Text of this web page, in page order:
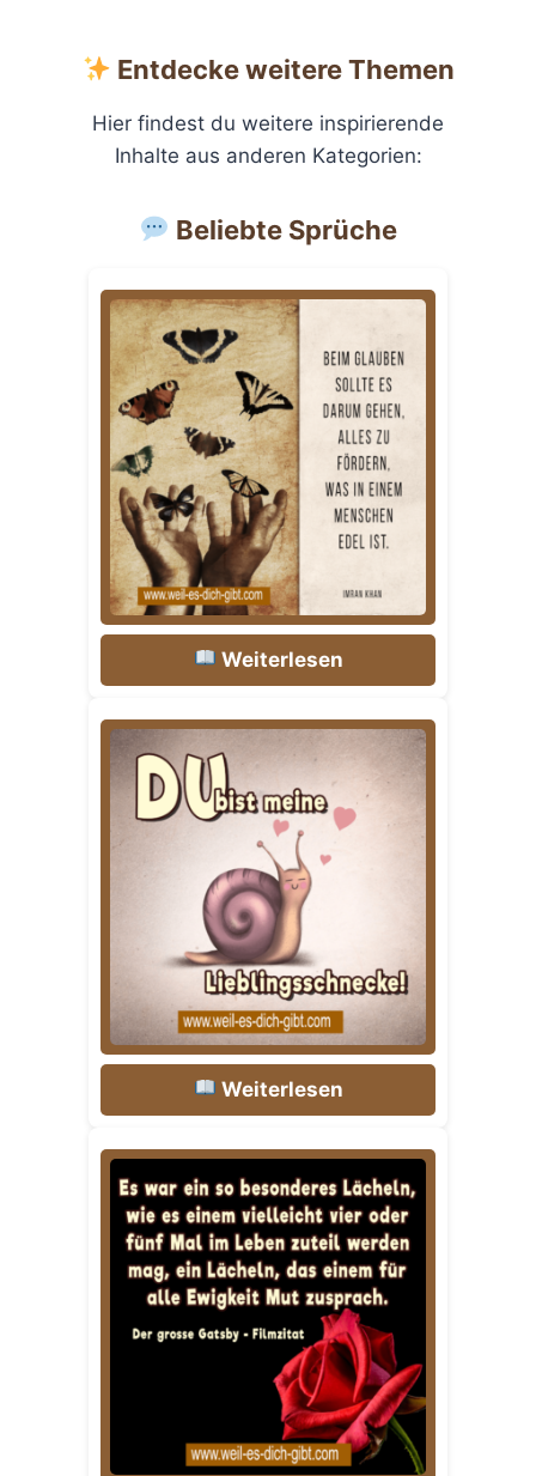
Entdecke weitere Themen
Hier findest du weitere inspirierende
Inhalte aus anderen Kategorien:
Beliebte Sprüche
Weiterlesen
Weiterlesen